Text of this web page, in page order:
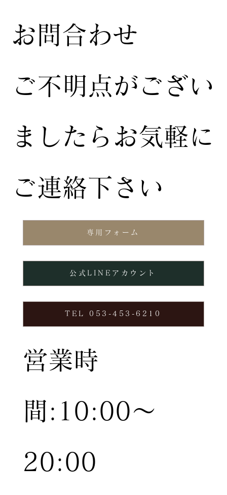
専用フォーム
TEL 053-453-6210
公式LINEアカウント
お問合わせ
ご不明点がござい
ましたらお気軽に
ご連絡下さい
営業時
間:10:00〜
20:00